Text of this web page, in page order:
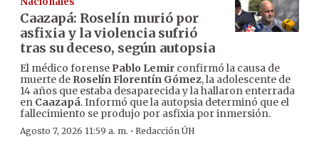
Caazapá: Roselín murió por
asfixia y la violencia sufrió
tras su deceso, según autopsia
El médico forense Pablo Lemir confirmó la causa de
muerte de Roselín Florentín Gómez, la adolescente de
14 años que estaba desaparecida y la hallaron enterrada
en Caazapá. Informó que la autopsia determinó que el
fallecimiento se produjo por asfixia por inmersión.
Agosto 7, 2026 11:59 a. m. · Redacción ÚH